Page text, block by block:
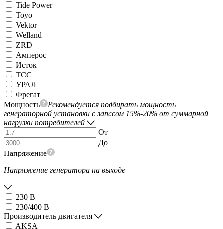
Tide Power
Toyo
Vektor
Welland
ZRD
Амперос
Исток
ТСС
УРАЛ
Фрегат
Мощность
Рекомендуется подбирать мощность
генераторной установки с запасом 15%-20% от суммарной
нагрузки потребителей
От
До
Напряжение
Напряжение генератора на выходе
230 В
230/400 В
Производитель двигателя
AKSA